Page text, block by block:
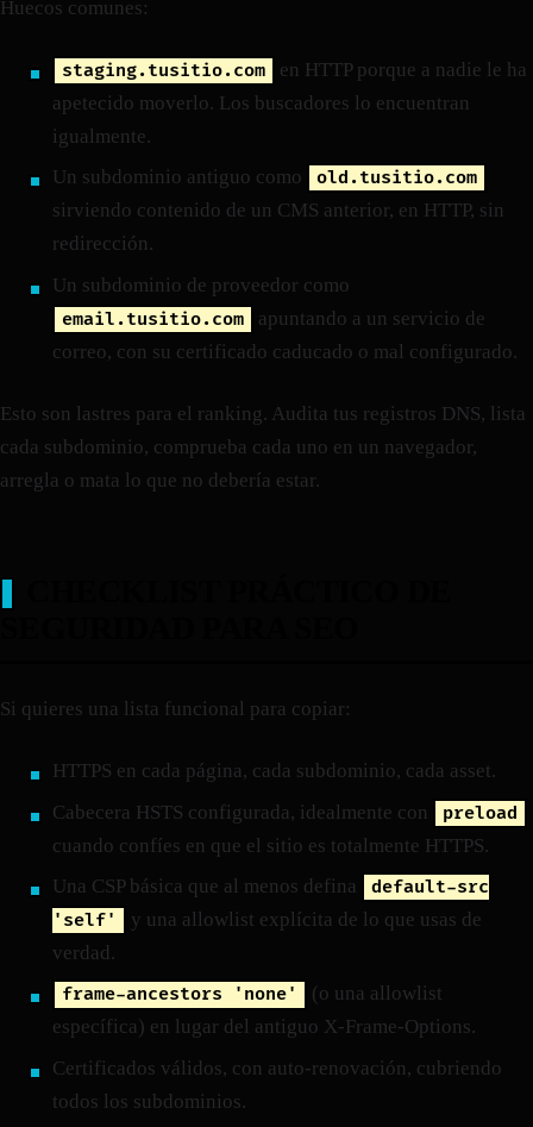
Huecos comunes:
staging.tusitio.com
en HTTP porque a nadie le ha
apetecido moverlo. Los buscadores lo encuentran
igualmente.
Un subdominio antiguo como
old.tusitio.com
sirviendo contenido de un CMS anterior, en HTTP, sin
redirección.
Un subdominio de proveedor como
email.tusitio.com
apuntando a un servicio de
correo, con su certificado caducado o mal configurado.
Esto son lastres para el ranking. Audita tus registros DNS, lista
cada subdominio, comprueba cada uno en un navegador,
arregla o mata lo que no debería estar.
Si quieres una lista funcional para copiar:
HTTPS en cada página, cada subdominio, cada asset.
Cabecera HSTS configurada, idealmente con
preload
cuando confíes en que el sitio es totalmente HTTPS.
Una CSP básica que al menos defina
default-src
'self'
y una allowlist explícita de lo que usas de
verdad.
frame-ancestors 'none'
(o una allowlist
específica) en lugar del antiguo X-Frame-Options.
Certificados válidos, con auto-renovación, cubriendo
todos los subdominios.